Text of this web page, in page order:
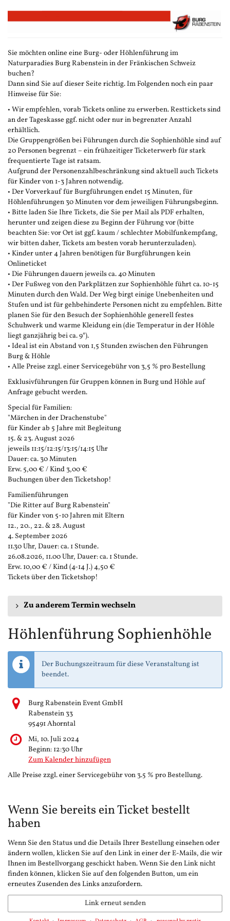
Zum
Haupt-
Sie möchten online eine Burg- oder Höhlenführung im
Naturparadies Burg Rabenstein in der Fränkischen Schweiz
buchen?
Dann sind Sie auf dieser Seite richtig. Im Folgenden noch ein paar
Hinweise für Sie:
• Wir empfehlen, vorab Tickets online zu erwerben. Resttickets sind
an der Tageskasse ggf. nicht oder nur in begrenzter Anzahl
erhältlich.
Die Gruppengrößen bei Führungen durch die Sophienhöhle sind auf
20 Personen begrenzt – ein frühzeitiger Ticketerwerb für stark
frequentierte Tage ist ratsam.
Aufgrund der Personenzahlbeschränkung sind aktuell auch Tickets
für Kinder von 1-3 Jahren notwendig.
• Der Vorverkauf für Burgführungen endet 15 Minuten, für
Höhlenführungen 30 Minuten vor dem jeweiligen Führungsbeginn.
• Bitte laden Sie Ihre Tickets, die Sie per Mail als PDF erhalten,
herunter und zeigen diese zu Beginn der Führung vor (bitte
beachten Sie: vor Ort ist ggf. kaum / schlechter Mobilfunkempfang,
wir bitten daher, Tickets am besten vorab herunterzuladen).
• Kinder unter 4 Jahren benötigen für Burgführungen kein
Onlineticket
• Die Führungen dauern jeweils ca. 40 Minuten
• Der Fußweg von den Parkplätzen zur Sophienhöhle führt ca. 10-15
Minuten durch den Wald. Der Weg birgt einige Unebenheiten und
Stufen und ist für gehbehinderte Personen nicht zu empfehlen. Bitte
planen Sie für den Besuch der Sophienhöhle generell festes
Schuhwerk und warme Kleidung ein (die Temperatur in der Höhle
liegt ganzjährig bei ca. 9°).
• Ideal ist ein Abstand von 1,5 Stunden zwischen den Führungen
Burg & Höhle
• Alle Preise zzgl. einer Servicegebühr von 3,5 % pro Bestellung
Exklusivführungen für Gruppen können in Burg und Höhle auf
Anfrage gebucht werden.
Special für Familien:
"Märchen in der Drachenstube"
für Kinder ab 5 Jahre mit Begleitung
15. & 23. August 2026
jeweils 11:15/12:15/13:15/14:15 Uhr
Dauer: ca. 30 Minuten
Erw. 5,00 € / Kind 3,00 €
Buchungen über den Ticketshop!
Familienführungen
"Die Ritter auf Burg Rabenstein"
für Kinder von 5-10 Jahren mit Eltern
12., 20., 22. & 28. August
4. September 2026
11.30 Uhr, Dauer: ca. 1 Stunde.
26.08.2026, 11.00 Uhr, Dauer: ca. 1 Stunde.
Erw. 10,00 € / Kind (4-14 J.) 4,50 €
Tickets über den Ticketshop!
Zu anderem Termin wechseln
Höhlenführung Sophienhöhle
Der Buchungszeitraum für diese Veranstaltung ist
beendet.
Burg Rabenstein Event GmbH
Rabenstein 33
95491 Ahorntal
Mi, 10. Juli 2024
Beginn: 12:30Uhr
Zum Kalender hinzufügen
Alle Preise zzgl. einer Servicegebühr von 3.5 % pro Bestellung.
Wenn Sie bereits ein Ticket bestellt
haben
Wenn Sie den Status und die Details Ihrer Bestellung einsehen oder
ändern wollen, klicken Sie auf den Link in einer der E-Mails, die wir
Ihnen im Bestellvorgang geschickt haben. Wenn Sie den Link nicht
finden können, klicken Sie auf den folgenden Button, um ein
erneutes Zusenden des Links anzufordern.
Link erneut senden